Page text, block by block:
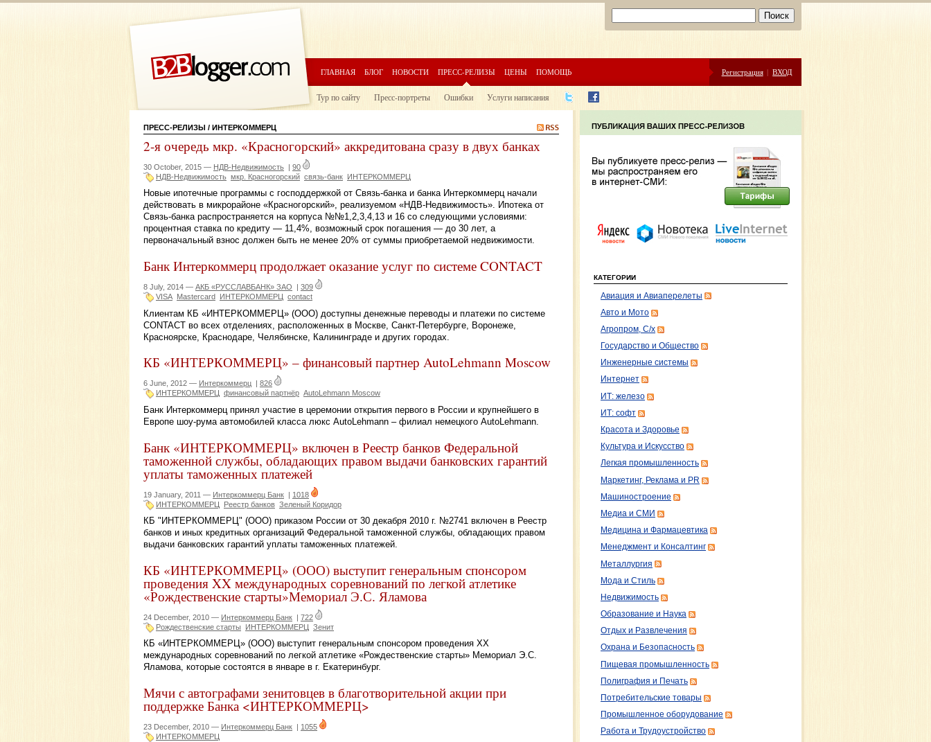
ГЛАВНАЯ БЛОГ НОВОСТИ ПРЕСС-РЕЛИЗЫ ЦЕНЫ ПОМОЩЬ Регистрация | ВХОД
Тур по сайту Пресс-портреты Ошибки Услуги написания
ПРЕСС-РЕЛИЗЫ / ИНТЕРКОММЕРЦ
2-я очередь мкр. «Красногорский» аккредитована сразу в двух банках
30 October, 2015 — НДВ-Недвижимость | 90
НДВ-Недвижимость мкр. Красногорский связь-банк ИНТЕРКОММЕРЦ
Новые ипотечные программы с господдержкой от Связь-банка и банка Интеркоммерц начали
действовать в микрорайоне «Красногорский», реализуемом «НДВ-Недвижимость». Ипотека от
Связь-банка распространяется на корпуса №№1,2,3,4,13 и 16 со следующими условиями:
процентная ставка по кредиту — 11,4%, возможный срок погашения — до 30 лет, а
первоначальный взнос должен быть не менее 20% от суммы приобретаемой недвижимости.
Банк Интеркоммерц продолжает оказание услуг по системе CONTACT
8 July, 2014 — АКБ «РУССЛАВБАНК» ЗАО | 309
VISA Mastercard ИНТЕРКОММЕРЦ contact
Клиентам КБ «ИНТЕРКОММЕРЦ» (ООО) доступны денежные переводы и платежи по системе
CONTACT во всех отделениях, расположенных в Москве, Санкт-Петербурге, Воронеже,
Красноярске, Краснодаре, Челябинске, Калининграде и других городах.
КБ «ИНТЕРКОММЕРЦ» – финансовый партнер AutoLehmann Moscow
6 June, 2012 — Интеркоммерц
826
ИНТЕРКОММЕРЦ
финансовый партнёр AutoLehmann Moscow
Банк Интеркоммерц принял участие в церемонии открытия первого в России и крупнейшего в
Европе шоу-рума автомобилей класса люкс AutoLehmann – филиал немецкого AutoLehmann.
Банк «ИНТЕРКОММЕРЦ» включен в Реестр банков Федеральной
таможенной службы, обладающих правом выдачи банковских гарантий
уплаты таможенных платежей
19 January, 2011 — Интеркоммерц Банк | 1018
ИНТЕРКОММЕРЦ
Реестр банков Зеленый Коридор
КБ "ИНТЕРКОММЕРЦ" (ООО) приказом России от 30 декабря 2010 г. №2741 включен в Реестр
банков и иных кредитных организаций Федеральной таможенной службы, обладающих правом
выдачи банковских гарантий уплаты таможенных платежей.
КБ «ИНТЕРКОММЕРЦ» (ООО) выступит генеральным спонсором
проведения XX международных соревнований по легкой атлетике
«Рождественские старты»Мемориал Э.С. Яламова
24 December, 2010 — Интеркоммерц Банк | 722
Рождественские старты
ИНТЕРКОММЕРЦ Зенит
КБ «ИНТЕРКОММЕРЦ» (ООО) выступит генеральным спонсором проведения XX
международных соревнований по легкой атлетике «Рождественские старты» Мемориал Э.С.
Яламова, которые состоятся в январе в г. Екатеринбург.
Мячи с автографами зенитовцев в благотворительной акции при
поддержке Банка <ИНТЕРКОММЕРЦ>
23 December, 2010 — Интеркоммерц Банк | 1055
ИНТЕРКОММЕРЦ
КАТЕГОРИИ
Авиация и Авиаперелеты
Авто и Мото
Агропром, С/х
Государство и Общество
Инженерные системы
Интернет
ИТ: железо
ИТ: софт
Красота и Здоровье
Культура и Искусство
Легкая промышленность
Маркетинг, Реклама и PR
Машиностроение
Медиа и СМИ
Медицина и Фармацевтика
Менеджмент и Консалтинг
Металлургия
Мода и Стиль
Недвижимость
Образование и Наука
Отдых и Развлечения
Охрана и Безопасность
Пищевая промышленность
Полиграфия и Печать
Потребительские товары
Промышленное оборудование
Работа и Трудоустройство